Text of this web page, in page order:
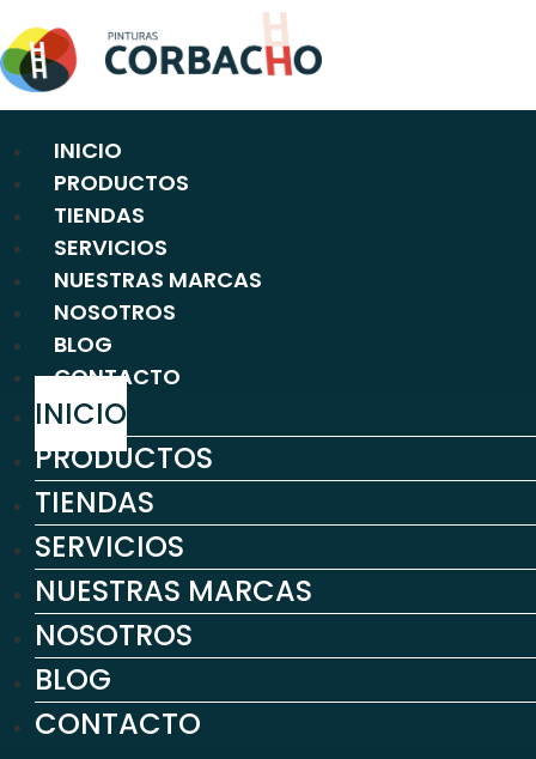
al
contenido
INICIO
PRODUCTOS
TIENDAS
SERVICIOS
NUESTRAS MARCAS
NOSOTROS
BLOG
CONTACTO
INICIO
PRODUCTOS
TIENDAS
SERVICIOS
NUESTRAS MARCAS
NOSOTROS
BLOG
CONTACTO